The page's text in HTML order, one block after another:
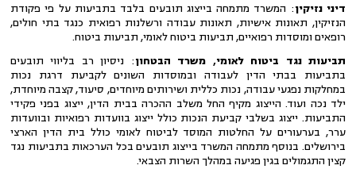
דיני נזיקין: המשרד מתמחה בייצוג תובעים בלבד בתביעות על פי פקודת
הנזיקין, תאונות אישיות, תאונות עבודה ורשלנות רפואית כנגד בתי חולים,
רופאים ומוסדות רפואיים, תביעות ביטוח לאומי, תביעות ביטוח.
תביעות נגד ביטוח לאומי, משרד הבטחון: ניסיון רב בליווי תובעים
בתביעות בבתי הדין לעבודה ובמוסדות השונים לקביעת דרגת נכות
במחלקות נפגעי עבודה, נכות כללית ושירותים מיוחדים, סיעוד, קצבה מיוחדת,
ילד נכה ועוד. הייצוג מקיף החל משלב ההכרה בבית הדין, ייצוג בפני פקידי
התביעות. ייצוג בשלבי קביעת הנכות כולל ייצוג בוועדות רפואיות ובוועדות
ערר, בערעורים על החלטות המוסד לביטוח לאומי כולל בית הדין הארצי
בירושלים. בנוסף מתמחה המשרד בייצוג תובעים בכל הערכאות בתביעות נגד
קצין התגמולים בגין פגיעה במהלך השרות הצבאי.